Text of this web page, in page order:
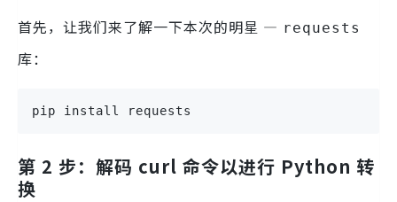
首先，让我们来了解一下本次的明星 — requests
库：
pip install requests
第 2 步：解码 curl 命令以进行 Python 转
换